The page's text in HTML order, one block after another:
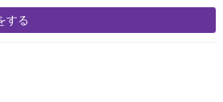
する